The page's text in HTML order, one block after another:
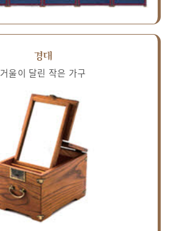
경대
거울이 달린 작은 가구